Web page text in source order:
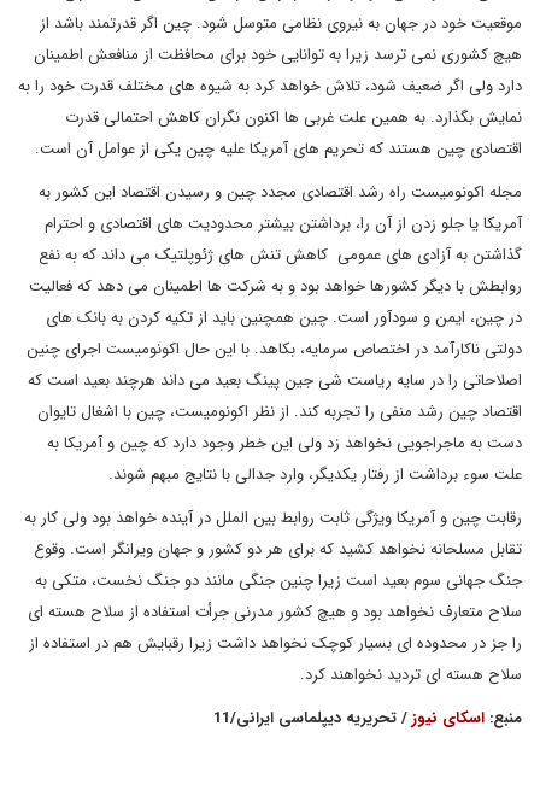
موقعیت خود در جهان به نیروی نظامی متوسل شود. چین اگر قدرتمند باشد از
هیچ کشوری نمی ترسد زیرا به توانایی خود برای محافظت از منافعش اطمینان
دارد ولی اگر ضعیف شود، تلاش خواهد کرد به شیوه های مختلف قدرت خود را به
نمایش بگذارد. به همین علت غربی ها اکنون نگران کاهش احتمالی قدرت
اقتصادی چین هستند که تحریم های آمریکا علیه چین یکی از عوامل آن است.
مجله اکونومیست راه رشد اقتصادی مجدد چین و رسیدن اقتصاد این کشور به
آمریکا یا جلو زدن از آن را، برداشتن بیشتر محدودیت های اقتصادی و احترام
گذاشتن به آزادی های عمومی کاهش تنش های ژئوپلتیک می داند که به نفع
روابطش با دیگر کشورها خواهد بود و به شرکت ها اطمینان می دهد که فعالیت
در چین، ایمن و سودآور است. چین همچنین باید از تکیه کردن به بانک های
دولتی ناکارآمد در اختصاص سرمایه، بکاهد. با این حال اکونومیست اجرای چنین
اصلاحاتی را در سایه ریاست شی جین پینگ بعید می داند هرچند بعید است که
اقتصاد چین رشد منفی را تجربه کند. از نظر اکونومیست، چین با اشغال تایوان
دست به ماجراجویی نخواهد زد ولی این خطر وجود دارد که چین و آمریکا به
علت سوء برداشت از رفتار یکدیگر، وارد جدالی با نتایج مبهم شوند.
رقابت چین و آمریکا ویژگی ثابت روابط بین الملل در آینده خواهد بود ولی کار به
تقابل مسلحانه نخواهد کشید که برای هر دو کشور و جهان ویرانگر است. وقوع
جنگ جهانی سوم بعید است زیرا چنین جنگی مانند دو جنگ نخست، متکی به
سلاح متعارف نخواهد بود و هیچ کشور مدرنی جرأت استفاده از سلاح هسته ای
را جز در محدوده ای بسیار کوچک نخواهد داشت زیرا رقبایش هم در استفاده از
سلاح هسته ای تردید نخواهند کرد.
منبع: اسکای نیوز/ تحریریه دیپلماسی ایرانی/11